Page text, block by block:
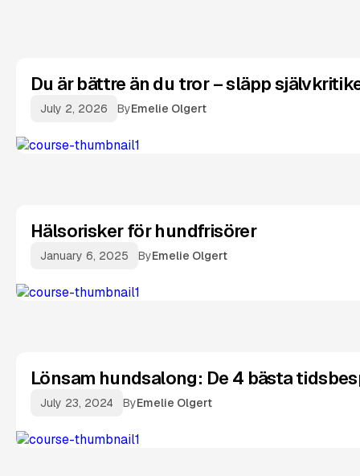
Du är bättre än du tror – släpp
July 2, 2026 ByEmelie Olgert
Hälsorisker för hundfrisörer
January 6, 2025 ByEmelie Olgert
Lönsam hundsalong: De 4 bästa
July 23, 2024 ByEmelie Olgert